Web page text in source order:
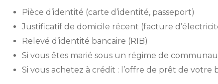
Pièce d’identité (carte d’identité, passeport)
Justificatif de domicile récent (facture
Relevé d’identité bancaire (RIB)
Si vous êtes marié sous un régime de
Si vous achetez à crédit : l’offre de prêt de votre